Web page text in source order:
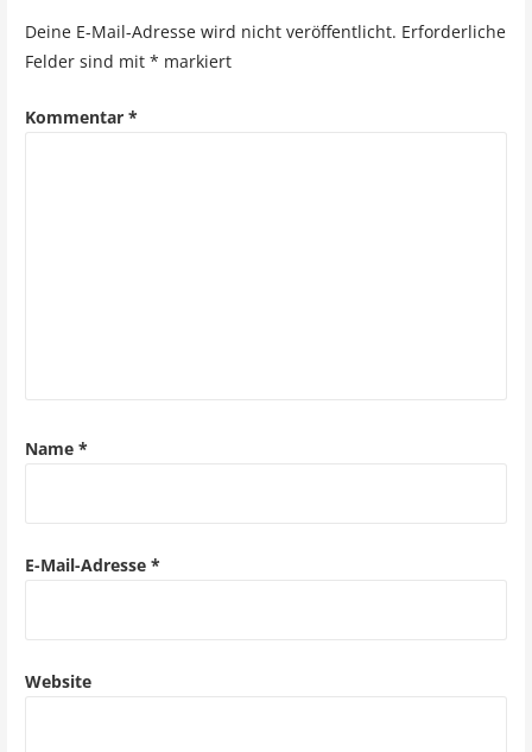
a
a
o
Deine E-Mail-Adresse wird nicht veröffentlicht. Erforderliche
Felder sind mit * markiert
Kommentar *
Name *
E-Mail-Adresse *
Website